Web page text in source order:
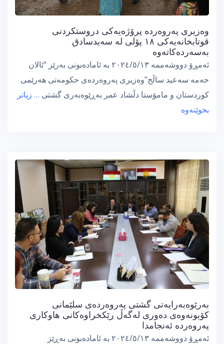
وەزیری پەروەردە پرۆژەیەكی دروستکردنی
قوتابخانەیەكی ١٨ پۆلی لە سەیدسادق
بەسەردەكاتەوە
ئەمڕۆ دووشەممە ٢٠٢٤/٥/١٣ بە ئامادەبونی بەرێز “ئالان
حەمە سەعید ساڵح”وەزیری پەروەردەی حکومەتی هەرێمی
کوردستان و مامۆستا دڵشاد عمر بەڕێوەبەری گشتی … زیاتر
بخوێنەوە
بەرێوەبەرایەتى گشتى پەروەردەى سلێمانى
کۆبونەوەى دەورى لەگەڵ رێکخراوەکانى هاوکارى
پەروەردە ئەنجامدا
ئەمڕۆ دووشەممە ٢٠٢٤/٥/١٣ بە ئامادەبونى بەڕێز